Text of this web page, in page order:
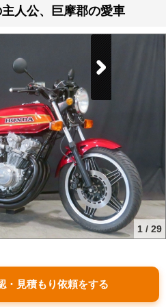
主人公、巨摩郡の愛車
1 / 29
・見積もり依頼をする